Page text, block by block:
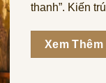
thanh”. Kiến
Xem Thêm